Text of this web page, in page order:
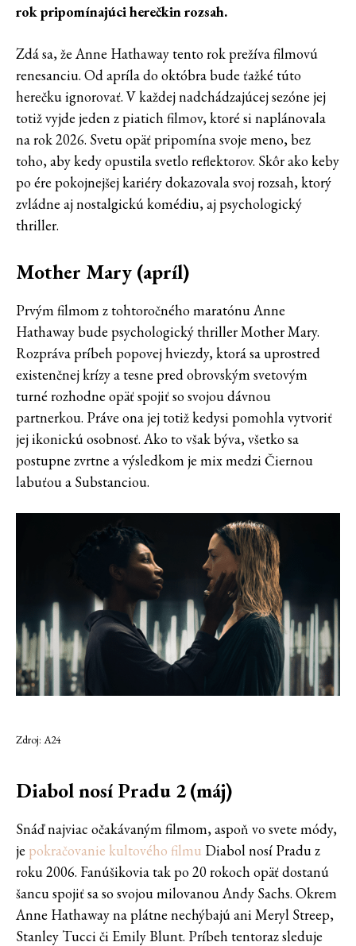
rok pripomínajúci herečkin rozsah.
Zdá sa, že Anne Hathaway tento rok prežíva filmovú
renesanciu. Od apríla do októbra bude ťažké túto
herečku ignorovať. V každej nadchádzajúcej sezóne jej
totiž vyjde jeden z piatich filmov, ktoré si naplánovala
na rok 2026. Svetu opäť pripomína svoje meno, bez
toho, aby kedy opustila svetlo reflektorov. Skôr ako keby
po ére pokojnejšej kariéry dokazovala svoj rozsah, ktorý
zvládne aj nostalgickú komédiu, aj psychologický
thriller.
Mother Mary (apríl)
Prvým filmom z tohtoročného maratónu Anne
Hathaway bude psychologický thriller Mother Mary.
Rozpráva príbeh popovej hviezdy, ktorá sa uprostred
existenčnej krízy a tesne pred obrovským svetovým
turné rozhodne opäť spojiť so svojou dávnou
partnerkou. Práve ona jej totiž kedysi pomohla vytvoriť
jej ikonickú osobnosť. Ako to však býva, všetko sa
postupne zvrtne a výsledkom je mix medzi Čiernou
labuťou a Substanciou.
Zdroj: A24
Diabol nosí Pradu 2(máj)
Snáď najviac očakávaným filmom, aspoň vo svete módy,
je pokračovanie kultového filmu Diabol nosí Pradu z
roku 2006. Fanúšikovia tak po 20 rokoch opäť dostanú
šancu spojiť sa so svojou milovanou Andy Sachs. Okrem
Anne Hathaway na plátne nechýbajú ani Meryl Streep,
Stanley Tucci či Emily Blunt. Príbeh tentoraz sleduje